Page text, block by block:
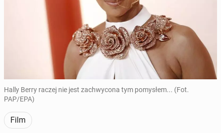
Hally Berry raczej nie jest zachwycona tym pomysłem... (Fot.
PAP/EPA)
Film